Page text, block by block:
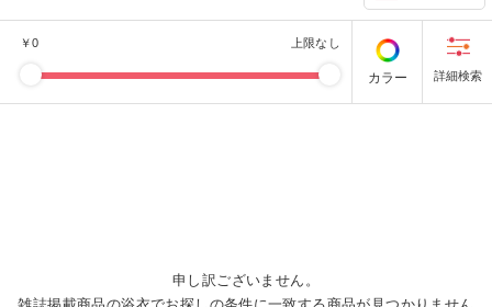
￥0 上限なし
カラー
申し訳ございません。